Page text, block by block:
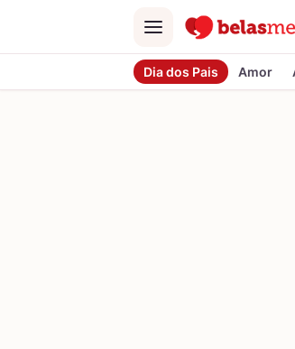
Menu
Dia dos Pais Amor